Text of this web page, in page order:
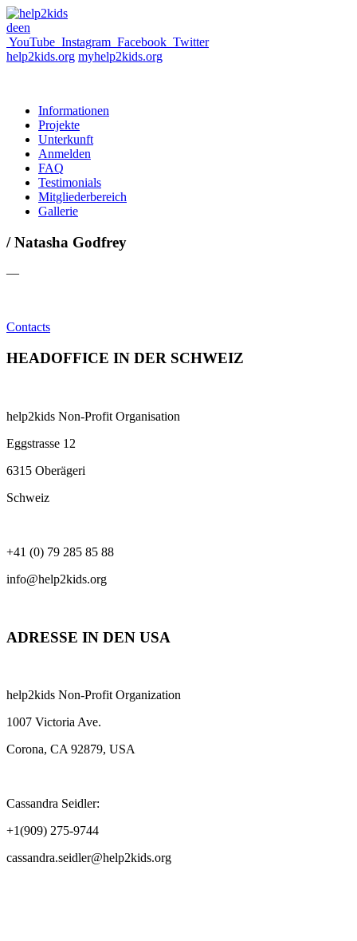
deen
YouTube Instagram Facebook Twitter
help2kids.org myhelp2kids.org
Informationen
Projekte
Unterkunft
Anmelden
FAQ
Testimonials
Mitgliederbereich
Gallerie
/ Natasha Godfrey
—
Contacts
HEADOFFICE IN DER SCHWEIZ
help2kids Non-Profit Organisation
Eggstrasse 12
6315 Oberägeri
Schweiz
+41 (0) 79 285 85 88
info@help2kids.org
ADRESSE IN DEN USA
help2kids Non-Profit Organization
1007 Victoria Ave.
Corona, CA 92879, USA
Cassandra Seidler:
+1(909) 275-9744
cassandra.seidler@help2kids.org